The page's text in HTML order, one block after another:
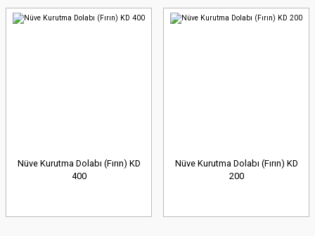
Nüve Kurutma Dolabı (Fırın) KD
400
Nüve Kurutma Dolabı (Fırın) KD
200